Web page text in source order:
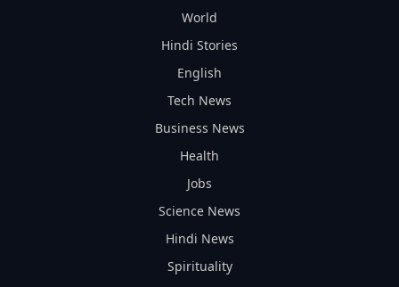
World
Hindi Stories
English
Tech News
Business News
Health
Jobs
Science News
Hindi News
Spirituality